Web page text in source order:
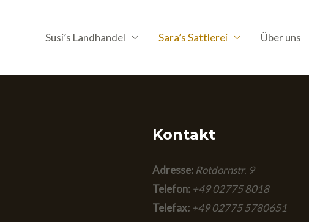
Susi’s Landhandel Sara’s Sattlerei Über uns
Kontakt
Adresse: Rotdornstr. 9
Telefon: +49 02775 8018
Telefax: +49 02775 5780651